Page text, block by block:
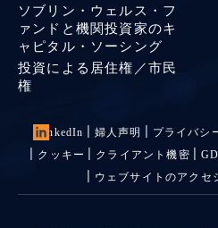
ソブリン・ウェルス・フ
ァンドと機関投資家のキ
ャピタル・ソーシング
投資による居住権／市民
権
LinkedIn 婦人声明 プライバシ
クッキー
クライアント機密
ウェブサイトのアクセ